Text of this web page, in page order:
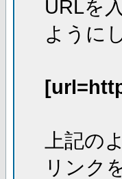
URLを
ように
上記の
リンク